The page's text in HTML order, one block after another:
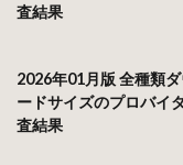
査結果
2026年01月版 全種類
ードサイズのプロバイ
査結果